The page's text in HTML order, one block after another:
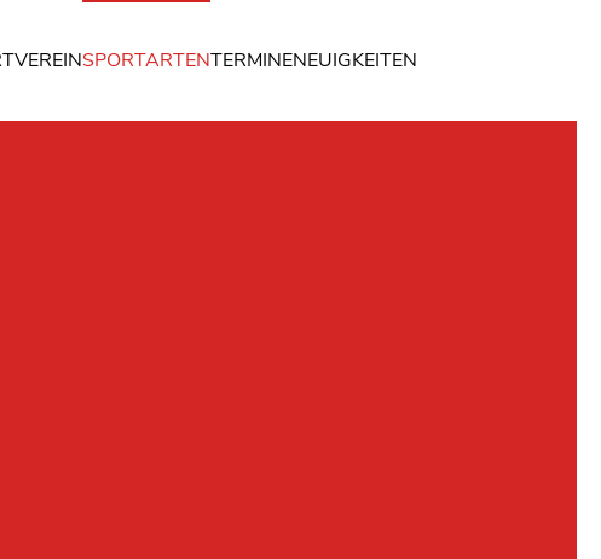
SPORTARTENTERMINENEUIGKEITEN